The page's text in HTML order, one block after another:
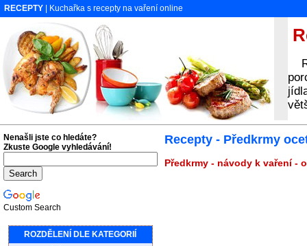
RECEPTY | Kuchařka s recepty na vaření online
Recepty - Předkrmy
Předkrmy - návody k vaření -
Nenašli jste co hledáte?
Zkuste Google vyhledávání!
Custom Search
ROZDĚLENÍ DLE KATEGORIÍ